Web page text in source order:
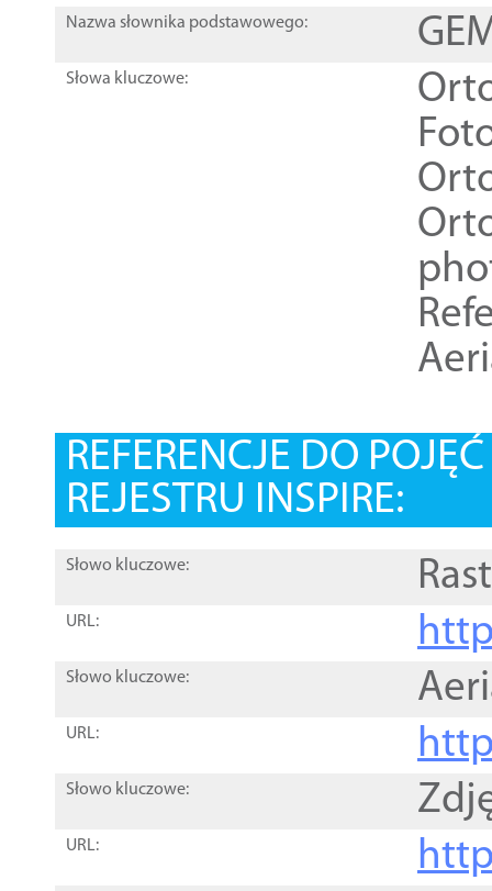
Nazwa słownika podstawowego:
Słowa kluczowe:
REFERENCJE DO
REJESTRU INSPIRE:
Słowo kluczowe:
URL:
Słowo kluczowe:
URL:
Słowo kluczowe:
URL: